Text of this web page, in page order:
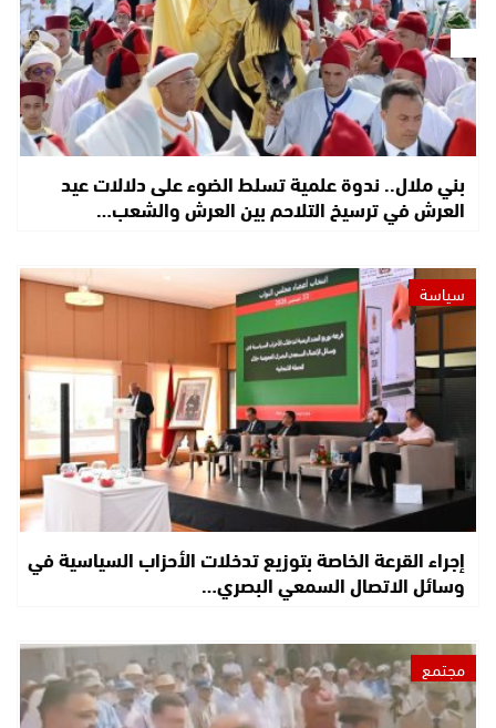
بني ملال.. ندوة علمية تسلط الضوء على دلالات عيد
العرش في ترسيخ التلاحم بين العرش والشعب…
سياسة
إجراء القرعة الخاصة بتوزيع تدخلات الأحزاب السياسية في
وسائل الاتصال السمعي البصري…
مجتمع